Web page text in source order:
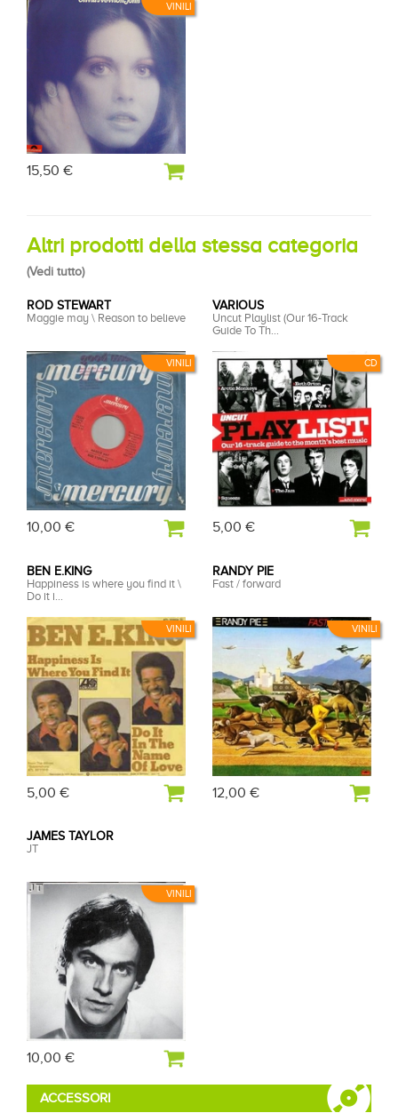
VINILI
15,50 €
Altri prodotti della stessa categoria
(Vedi tutto)
VINILI
ROD STEWART
Maggie may \ Reason to believe
10,00 €
CD
VARIOUS
Uncut Playlist (Our 16-Track
Guide To Th...
5,00 €
VINILI
BEN E.KING
Happiness is where you find it \
Do it i...
5,00 €
VINILI
RANDY PIE
Fast / forward
12,00 €
VINILI
JAMES TAYLOR
JT
10,00 €
ACCESSORI